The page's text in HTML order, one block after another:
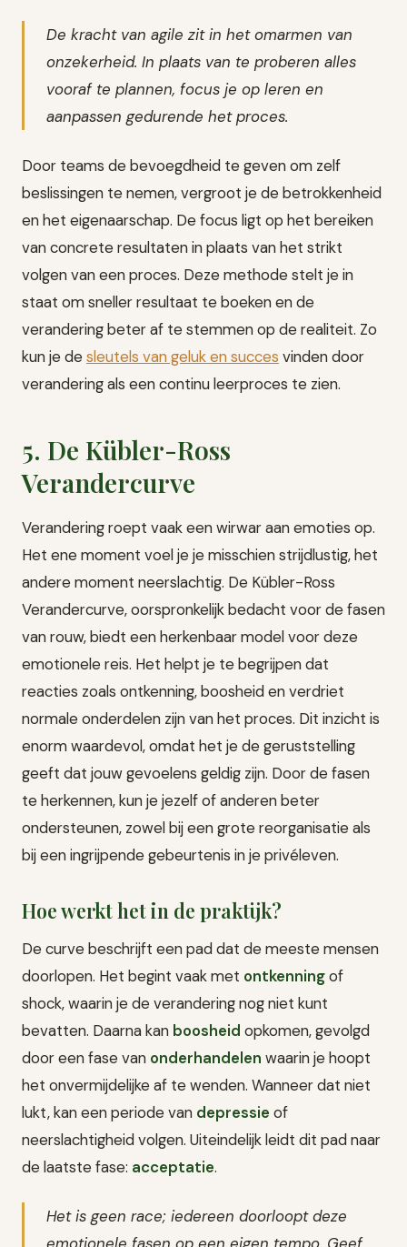
De kracht van agile zit in het omarmen van
onzekerheid. In plaats van te proberen alles
vooraf te plannen, focus je op leren en
aanpassen gedurende het proces.
Door teams de bevoegdheid te geven om zelf
beslissingen te nemen, vergroot je de betrokkenheid
en het eigenaarschap. De focus ligt op het bereiken
van concrete resultaten in plaats van het strikt
volgen van een proces. Deze methode stelt je in
staat om sneller resultaat te boeken en de
verandering beter af te stemmen op de realiteit. Zo
kun je desleutels van geluk en succes vinden door
verandering als een continu leerproces te zien.
5. De Kübler-Ross
Verandercurve
Verandering roept vaak een wirwar aan emoties op.
Het ene moment voel je je misschien strijdlustig, het
andere moment neerslachtig. De Kübler-Ross
Verandercurve, oorspronkelijk bedacht voor de fasen
van rouw, biedt een herkenbaar model voor deze
emotionele reis. Het helpt je te begrijpen dat
reacties zoals ontkenning, boosheid en verdriet
normale onderdelen zijn van het proces. Dit inzicht is
enorm waardevol, omdat het je de geruststelling
geeft dat jouw gevoelens geldig zijn. Door de fasen
te herkennen, kun je jezelf of anderen beter
ondersteunen, zowel bij een grote reorganisatie als
bij een ingrijpende gebeurtenis in je privéleven.
Hoe werkt het in de praktijk?
De curve beschrijft een pad dat de meeste mensen
doorlopen. Het begint vaak met ontkenningof
shock, waarin je de verandering nog niet kunt
bevatten. Daarna kan boosheid opkomen, gevolgd
door een fase van onderhandelen waarin je hoopt
het onvermijdelijke af te wenden. Wanneer dat niet
lukt, kan een periode van depressie of
neerslachtigheid volgen. Uiteindelijk leidt dit pad naar
de laatste fase: acceptatie.
Het is geen race; iedereen doorloopt deze